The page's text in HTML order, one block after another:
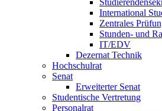
International
Zentrales
Stunden- und
IT/EDV
Dezernat Technik
Hochschulrat
Senat
Erweiterter Senat
Studentische Vertretung
Personalrat